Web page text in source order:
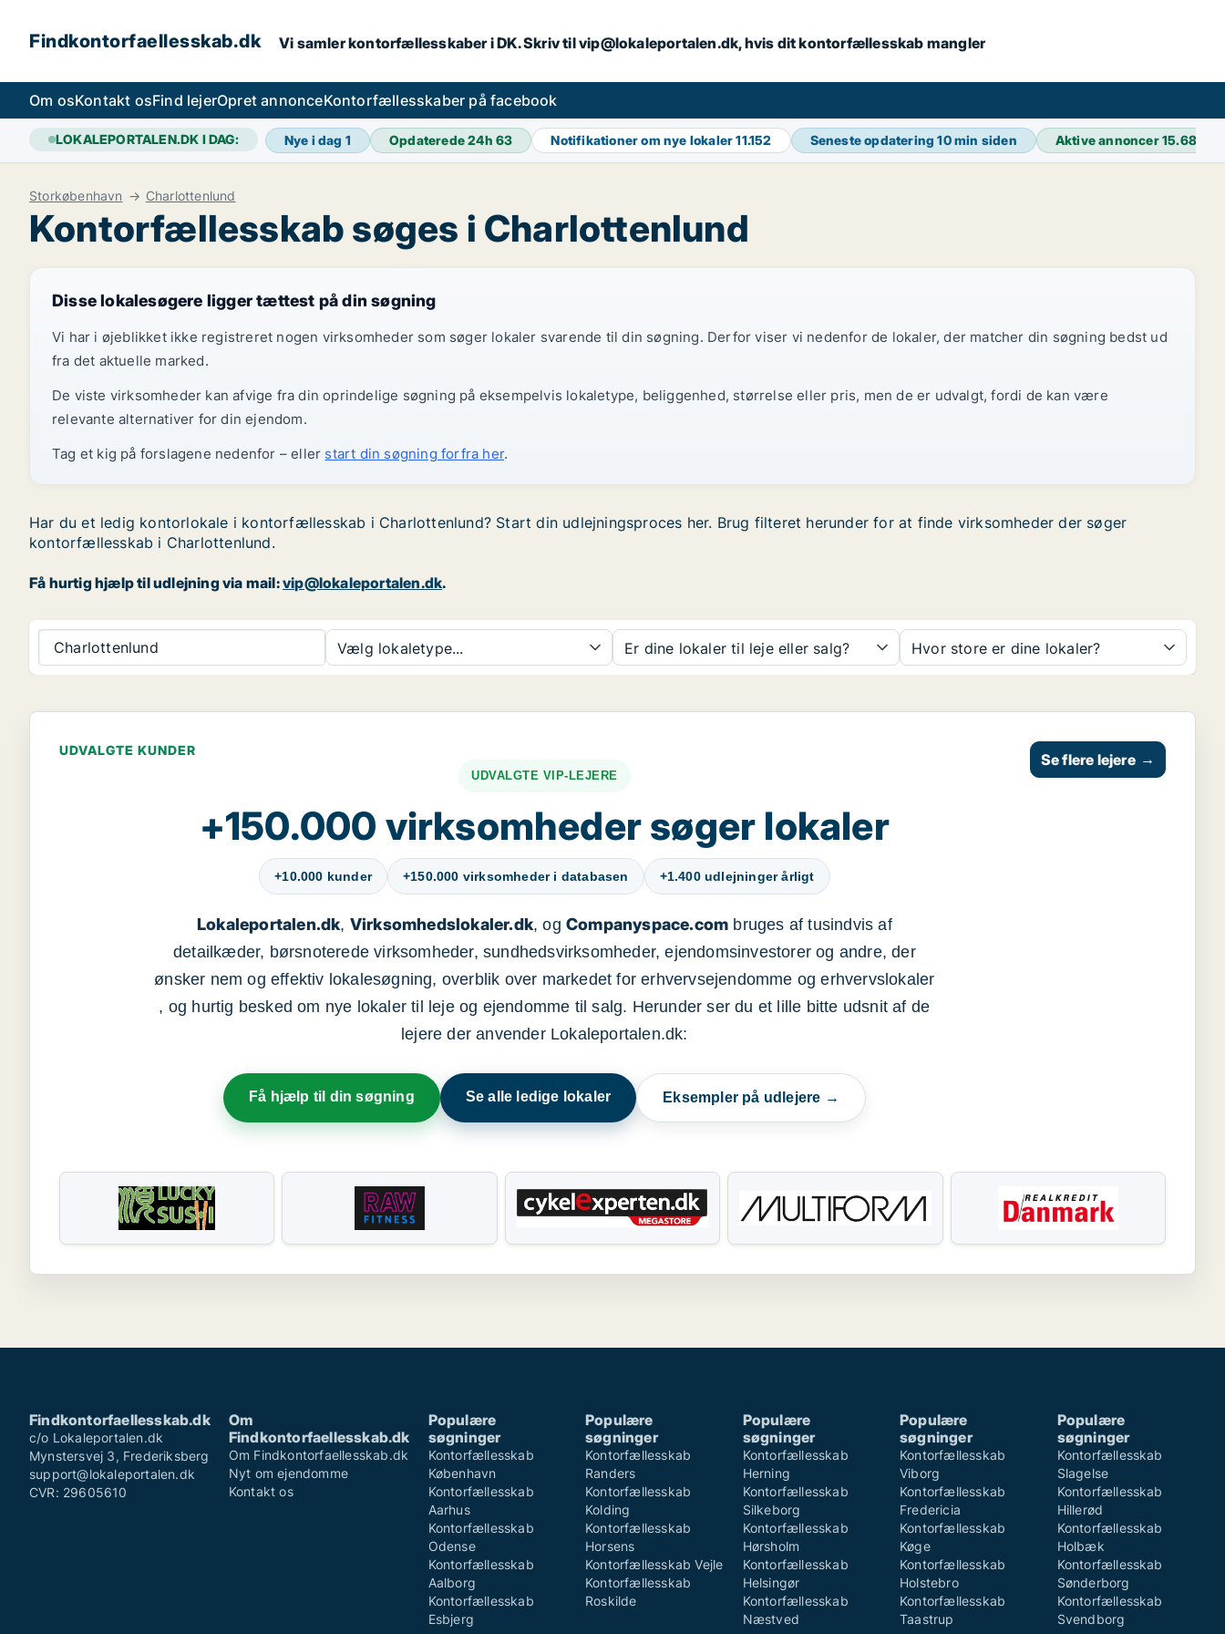
Findkontorfaellesskab.dk Vi samler kontorfællesskaber i DK. Skriv til vip@lokaleportalen.dk, hvis dit kontorfællesskab mangler
Om osKontakt osFind lejerOpret annonceKontorfællesskaber på facebook
LOKALEPORTALEN.DK I DAG: Nye i dag 1 Opdaterede 24h63 Notifikationer om nye lokaler11.152 Seneste opdatering10 min siden Aktive annoncer15.689
Storkøbenhavn Charlottenlund
Kontorfællesskab søges i Charlottenlund
Disse lokalesøgere ligger tættest på din søgning
Vi har i øjeblikket ikke registreret nogen virksomheder som søger lokaler svarende til din søgning. Derfor viser vi nedenfor de lokaler, der matcher din søgning bedst ud
fra det aktuelle marked.
De viste virksomheder kan afvige fra din oprindelige søgning på eksempelvis lokaletype, beliggenhed, størrelse eller pris, men de er udvalgt, fordi de kan være
relevante alternativer for din ejendom.
Tag et kig på forslagene nedenfor – eller start din søgning forfra her.
Har du et ledig kontorlokale i kontorfællesskab i Charlottenlund? Start din udlejningsproces her. Brug filteret herunder for at finde virksomheder der søger
kontorfællesskab i Charlottenlund.
Få hurtig hjælp til udlejning via mail:vip@lokaleportalen.dk.
Charlottenlund Vælg lokaletype... Er dine lokaler til leje eller salg? Hvor store er dine lokaler?
UDVALGTE KUNDER
UDVALGTE VIP-LEJERE
+150.000 virksomheder søger lokaler
+10.000 kunder +150.000 virksomheder i databasen +1.400 udlejninger årligt
Lokaleportalen.dk, Virksomhedslokaler.dk, og Companyspace.com bruges af tusindvis af
detailkæder, børsnoterede virksomheder, sundhedsvirksomheder, ejendomsinvestorer og andre, der
ønsker nem og effektiv lokalesøgning, overblik over markedet for erhvervsejendomme og erhvervslokaler
, og hurtig besked om nye lokaler til leje og ejendomme til salg. Herunder ser du et lille bitte udsnit af de
lejere der anvender Lokaleportalen.dk:
Få hjælp til din søgning Se alle ledige lokaler Eksempler på udlejere →
Se flere lejere →
Findkontorfaellesskab.dk
c/o Lokaleportalen.dk
Mynstersvej 3, Frederiksberg
support@lokaleportalen.dk
CVR: 29605610
Om
Findkontorfaellesskab.dk
Om Findkontorfaellesskab.dk
Nyt om ejendomme
Kontakt os
Populære
søgninger
Kontorfællesskab
København
Kontorfællesskab
Aarhus
Kontorfællesskab
Odense
Kontorfællesskab
Aalborg
Kontorfællesskab
Esbjerg
Populære
søgninger
Kontorfællesskab
Randers
Kontorfællesskab
Kolding
Kontorfællesskab
Horsens
Kontorfællesskab Vejle
Kontorfællesskab
Roskilde
Populære
søgninger
Kontorfællesskab
Herning
Kontorfællesskab
Silkeborg
Kontorfællesskab
Hørsholm
Kontorfællesskab
Helsingør
Kontorfællesskab
Næstved
Populære
søgninger
Kontorfællesskab
Viborg
Kontorfællesskab
Fredericia
Kontorfællesskab
Køge
Kontorfællesskab
Holstebro
Kontorfællesskab
Taastrup
Populære
søgninger
Kontorfællesskab
Slagelse
Kontorfællesskab
Hillerød
Kontorfællesskab
Holbæk
Kontorfællesskab
Sønderborg
Kontorfællesskab
Svendborg